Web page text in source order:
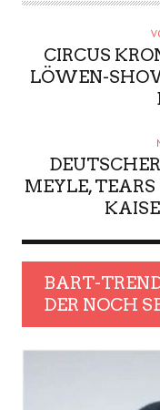
CIRCUS
LÖWEN-
MEYLE,
BART-
DER NOCH